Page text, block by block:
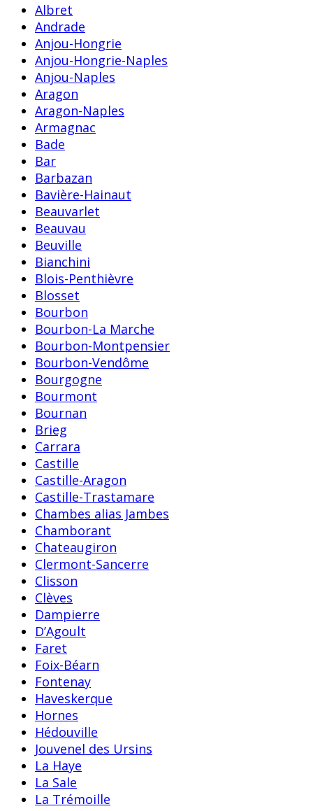
Albret
Andrade
Anjou-Hongrie
Anjou-Hongrie-Naples
Anjou-Naples
Aragon
Aragon-Naples
Armagnac
Bade
Bar
Barbazan
Bavière-Hainaut
Beauvarlet
Beauvau
Beuville
Bianchini
Blois-Penthièvre
Blosset
Bourbon
Bourbon-La Marche
Bourbon-Montpensier
Bourbon-Vendôme
Bourgogne
Bourmont
Bournan
Brieg
Carrara
Castille
Castille-Aragon
Castille-Trastamare
Chambes alias Jambes
Chamborant
Chateaugiron
Clermont-Sancerre
Clisson
Clèves
Dampierre
D’Agoult
Faret
Foix-Béarn
Fontenay
Haveskerque
Hornes
Hédouville
Jouvenel des Ursins
La Haye
La Sale
La Trémoille